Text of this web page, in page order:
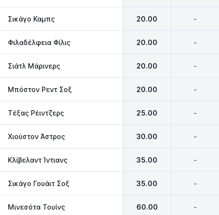
Σικάγο Καμπς 20.00 -
Φιλαδέλφεια Φίλις 20.00 -
Σιάτλ Μάρινερς 20.00 -
Μπόστον Ρεντ Σοξ 20.00 -
Τέξας Ρέιντζερς 25.00 -
Χιούστον Άστρος 30.00 -
Κλίβελαντ Ίντιανς 35.00 -
Σικάγο Γουάιτ Σοξ 35.00 -
Μινεσότα Τουίνς 60.00 -